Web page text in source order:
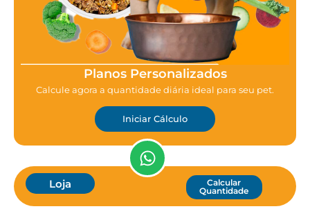
Planos Personalizados
Calcule agora a quantidade diária ideal para seu pet.
Iniciar Cálculo
Loja
Calcular
Quantidade